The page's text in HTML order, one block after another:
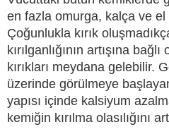
en fazla omurga, kalça ve el
Çoğunlukla kırık
kırılganlığının artışına
kırıkları meydana gelebilir.
üzerinde görülmeye
yapısı içinde kalsiyum
kemiğin kırılma olasılığını